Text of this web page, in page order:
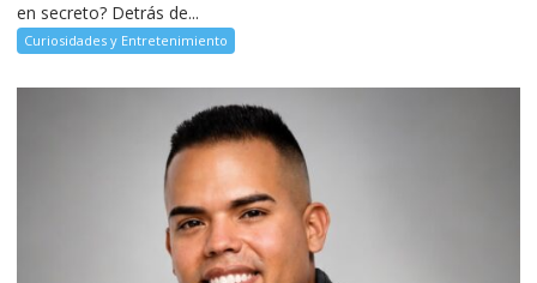
en secreto? Detrás de...
Curiosidades y Entretenimiento